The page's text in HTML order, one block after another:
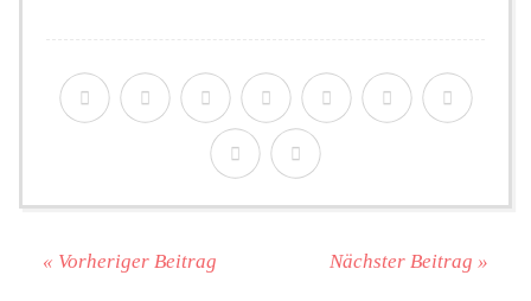
« Vorheriger Beitrag Nächster Beitrag »